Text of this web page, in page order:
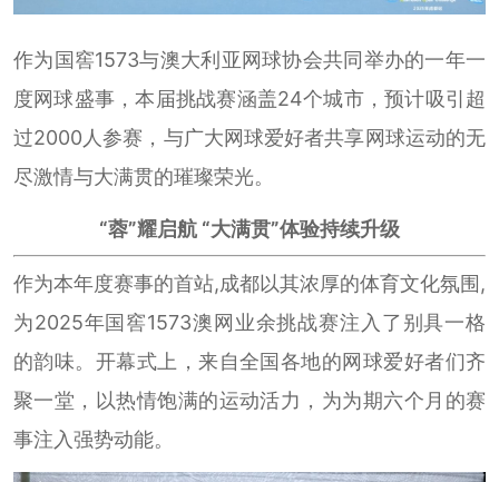
作为国窖1573与澳大利亚网球协会共同举办的一年一
度网球盛事，本届挑战赛涵盖24个城市，预计吸引超
过2000人参赛，与广大网球爱好者共享网球运动的无
尽激情与大满贯的璀璨荣光。
“蓉”耀启航 “大满贯”体验持续升级
作为本年度赛事的首站,成都以其浓厚的体育文化氛围,
为2025年国窖1573澳网业余挑战赛注入了别具一格
的韵味。开幕式上，来自全国各地的网球爱好者们齐
聚一堂，以热情饱满的运动活力，为为期六个月的赛
事注入强势动能。